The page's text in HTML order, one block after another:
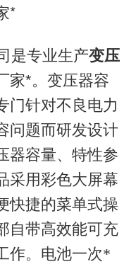
*
是专业生产变压
家*。 变压器容
门针对不良电力
问题而研发设计
器容量、特性参
采用彩色大屏幕
快捷的菜单式操
自带高效能可充
作。电池一次*